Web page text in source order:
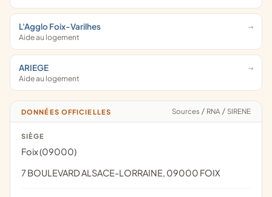
L'Agglo Foix-Varilhes
Aide au logement
ARIEGE
Aide au logement
DONNÉES OFFICIELLES Sources / RNA / SIRENE
SIÈGE
Foix (09000)
7 BOULEVARD ALSACE-LORRAINE, 09000 FOIX